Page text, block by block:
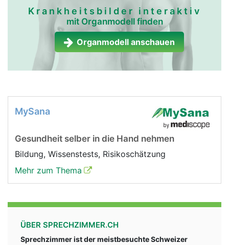
Krankheitsbilder interaktiv
mit Organmodell finden
Organmodell anschauen
MySana
Gesundheit selber in die Hand nehmen
Bildung, Wissenstests, Risikoschätzung
Mehr zum Thema
ÜBER SPRECHZIMMER.CH
Sprechzimmer ist der meistbesuchte Schweizer